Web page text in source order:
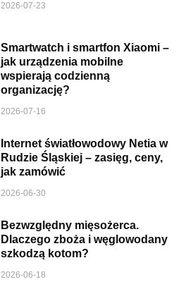
2026-07-23
Smartwatch i smartfon Xiaomi –
jak urządzenia mobilne
wspierają codzienną
organizację?
2026-07-16
Internet światłowodowy Netia w
Rudzie Śląskiej – zasięg, ceny,
jak zamówić
2026-06-30
Bezwzględny mięsożerca.
Dlaczego zboża i węglowodany
szkodzą kotom?
2026-06-18